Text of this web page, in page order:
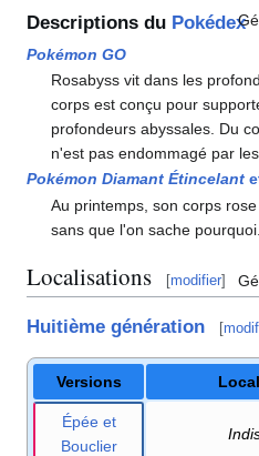
Descriptions du Pokédex
Pokémon GO
Rosabyss vit dans les
corps est conçu pour
profondeurs abyssales. Du
n'est pas endommagé par
Pokémon Diamant Étincelant
Au printemps, son corps
sans que l'on sache
Localisations [modifier]
Huitième génération [
Versions
Épée et
Bouclier